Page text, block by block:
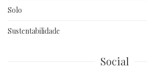
Solo
Sustentabilidade
Social